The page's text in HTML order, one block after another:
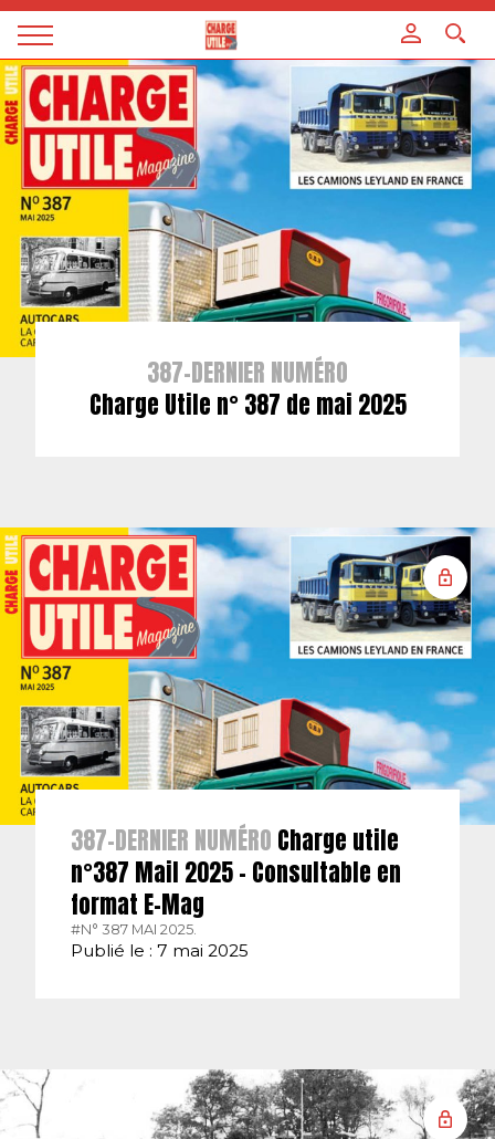
Magazine
Charge
utile
387-DERNIER NUMÉRO
Charge Utile n° 387 de mai 2025
387-DERNIER NUMÉRO Charge utile
n°387 Mail 2025 – Consultable en
format E-Mag
#N° 387 MAI 2025.
Publié le : 7 mai 2025
Panneau de gestion des cookies